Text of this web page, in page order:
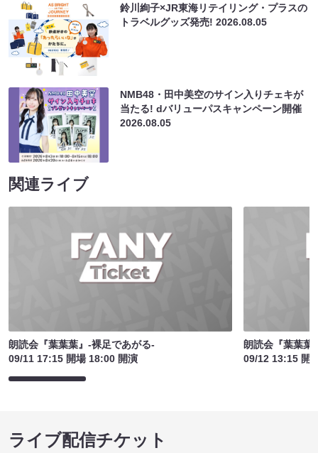
鈴川絢子×JR東海リテイリング・プラスの
トラベルグッズ発売!2026.08.05
NMB48・田中美空のサイン入りチェキが
当たる! dバリューパスキャンペーン開催
2026.08.05
関連ライブ
朗読会『葉葉葉』-裸足であがる-
09/11 17:15 開場 18:00 開演
朗読会『葉葉葉
09/12 13:15 開
ライブ配信チケット